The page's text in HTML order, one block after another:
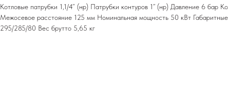
Котловые патрубки 1,1/4” (нр) Патрубки контуров 1’’ (нр) Давление 6 бар
Межосевое расстояние 125 мм Номинальная мощность 50 кВт
295/285/80 Вес брутто 5,65 кг